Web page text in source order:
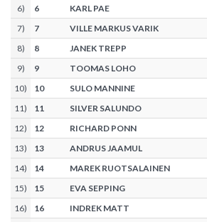
6) 6
KARL PAE
7) 7
VILLE MARKUS VARIK
8) 8
JANEK TREPP
9) 9
TOOMAS LOHO
10) 10
SULO MANNINE
11) 11
SILVER SALUNDO
12) 12
RICHARD PONN
13) 13
ANDRUS JAAMUL
14) 14
MAREK RUOTSALAINEN
15) 15
EVA SEPPING
16) 16
INDREK MATT